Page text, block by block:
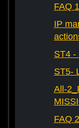
FAQ
IP
ST4 -
ST5-
All-
FAQ